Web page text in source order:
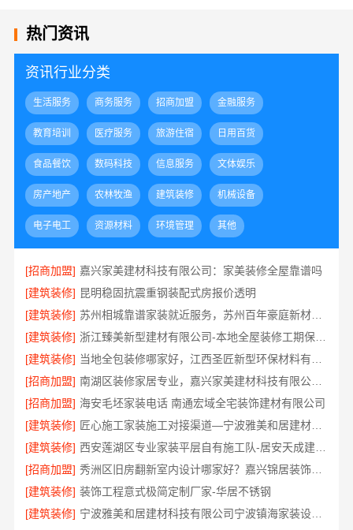
热门资讯
资讯行业分类
生活服务 商务服务 招商加盟 金融服务
教育培训 医疗服务 旅游住宿 日用百货
食品餐饮 数码科技 信息服务 文体娱乐
房产地产 农林牧渔 建筑装修 机械设备
电子电工 资源材料 环境管理 其他
[招商加盟] 嘉兴家美建材科技有限公司：家美装修全屋靠谱吗
[建筑装修] 昆明稳固抗震重钢装配式房报价透明
[建筑装修]
苏州相城靠谱家装就近服务，苏州百年豪庭新材料有限公司品质装修
[建筑装修]
浙江臻美新型建材有限公司-本地全屋装修工期保障大平层
[建筑装修]
[招商加盟]
南湖区装修家居专业，嘉兴家美建材科技有限公司品质保障
[招商加盟] 海安毛坯家装电话 南通宏域全宅装饰建材有限公司
[建筑装修]
匠心施工家装施工对接渠道—宁波雅美和居建材科技有限公司
[建筑装修]
西安莲湖区专业家装平层自有施工队-居安天成建筑工程
[招商加盟]
秀洲区旧房翻新室内设计哪家好？嘉兴锦居装饰材料有限公司靠谱
[建筑装修] 装饰工程意式极简定制厂家-华居不锈钢
[建筑装修]
宁波雅美和居建材科技有限公司宁波镇海家装设计合作联系方式